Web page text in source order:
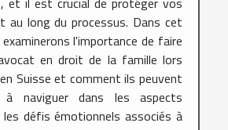
long du processus. Dans cet
l'importance de faire
en droit de la famille lors
Suisse et comment ils peuvent
naviguer dans les aspects
défis émotionnels associés à